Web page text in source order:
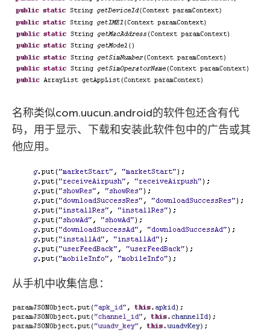
名称类似com.uucun.android的软件包还含有代
码，用于显示、下载和安装此软件包中的广告或其
他应用。
从手机中收集信息：